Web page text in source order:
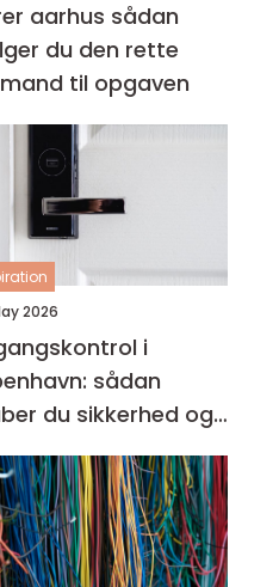
aarhus sådan
du den rette
til opgaven
2026
i
sådan
du sikkerhed og
i hverdagen